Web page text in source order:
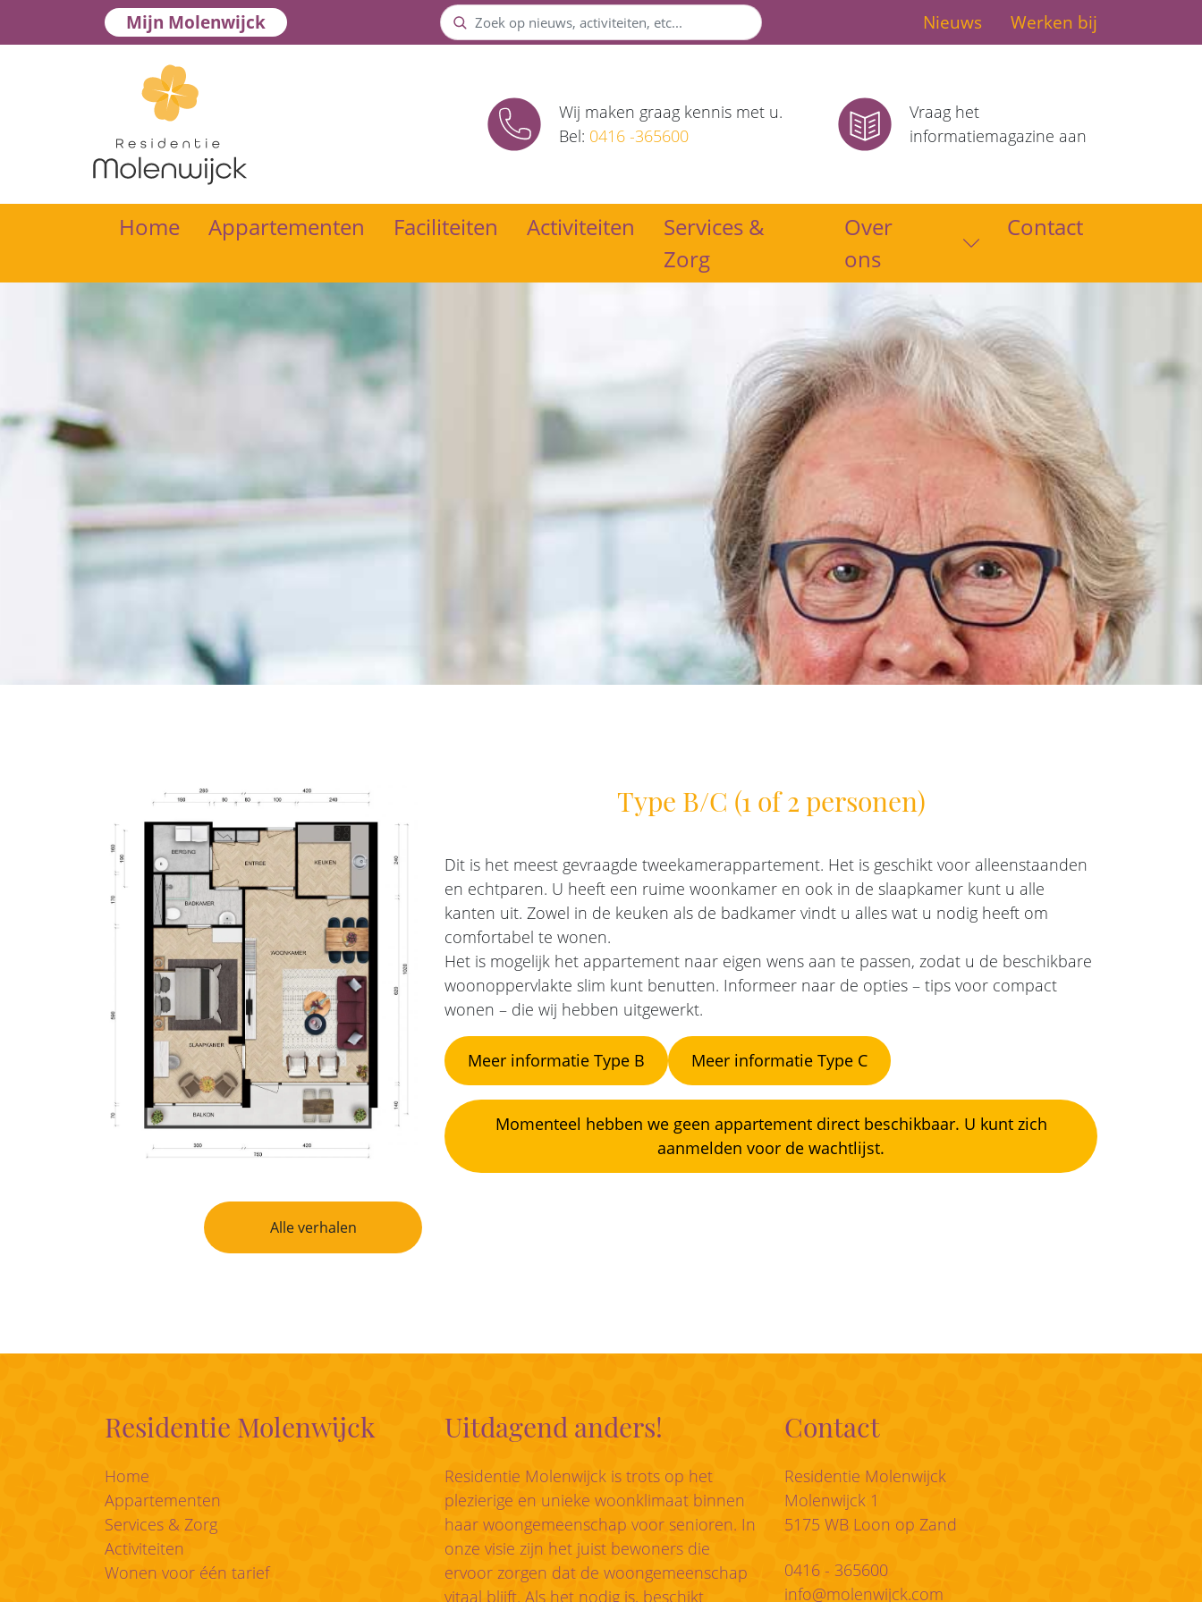
Mijn Molenwijck Zoek Nieuws Werken bij
Wij maken graag kennis met u.
Bel: 0416 -365600
Vraag het
informatiemagazine aan
Home Appartementen Faciliteiten Activiteiten
Services &
Zorg
Over
ons
Toon submenu
Contact
Type B/C (1 of 2 personen)
Dit is het meest gevraagde tweekamerappartement. Het is geschikt voor alleenstaanden
en echtparen. U heeft een ruime woonkamer en ook in de slaapkamer kunt u alle
kanten uit. Zowel in de keuken als de badkamer vindt u alles wat u nodig heeft om
comfortabel te wonen.
Het is mogelijk het appartement naar eigen wens aan te passen, zodat u de beschikbare
woonoppervlakte slim kunt benutten. Informeer naar de opties – tips voor compact
wonen – die wij hebben uitgewerkt.
Meer informatie Type B Meer informatie Type C
Momenteel hebben we geen appartement direct beschikbaar. U kunt zich
aanmelden voor de wachtlijst.
Bericht Navigatie
Alle verhalen
Residentie Molenwijck
Home
Appartementen
Services & Zorg
Activiteiten
Wonen voor één tarief
Uitdagend anders!
Residentie Molenwijck is trots op het
plezierige en unieke woonklimaat binnen
haar woongemeenschap voor senioren. In
onze visie zijn het juist bewoners die
ervoor zorgen dat de woongemeenschap
vitaal blijft. Als het nodig is, beschikt
Contact
Residentie Molenwijck
Molenwijck 1
5175 WB Loon op Zand
0416 - 365600
info@molenwijck.com